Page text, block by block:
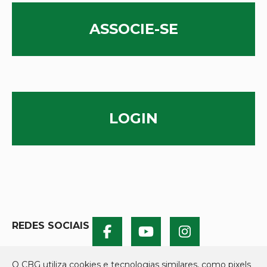
ASSOCIE-SE
LOGIN
REDES SOCIAIS
O CBG utiliza cookies e tecnologias similares, como pixels